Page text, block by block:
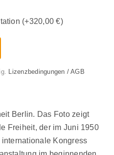
(+320,00€)
Lizenzbedingungen / AGB
Berlin. Das Foto zeigt
Freiheit, der im Juni 1950
Kongress